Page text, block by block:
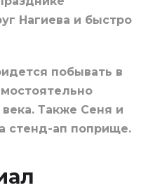
Нагиева и быстро
побывать в
Также Сеня и
стенд-ап поприще.